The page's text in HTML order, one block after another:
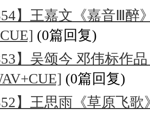
】王嘉文《嘉音Ⅲ
(0篇回复)
】吴颂今 邓伟标作
(0篇回复)
】王思雨《草原飞